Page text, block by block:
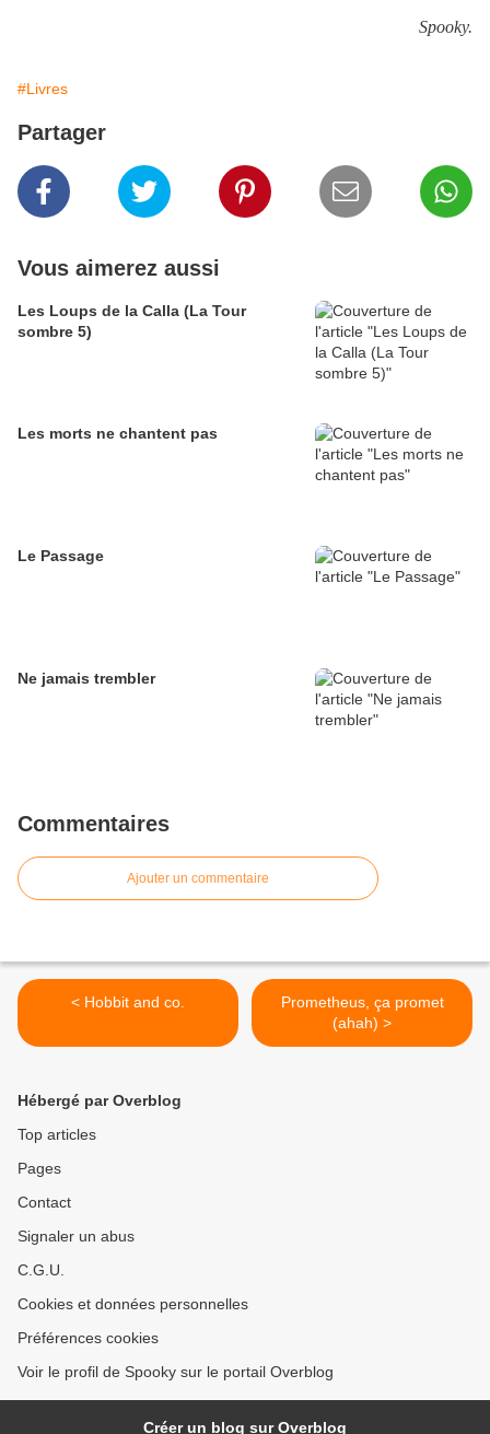
Spooky.
#Livres
Partager
Vous aimerez aussi
Les Loups de la Calla (La Tour
sombre 5)
Les morts ne chantent pas
Le Passage
Ne jamais trembler
Commentaires
Ajouter un commentaire
< Hobbit and co.
Prometheus, ça promet
(ahah) >
Hébergé par Overblog
Top articles
Pages
Contact
Signaler un abus
C.G.U.
Cookies et données personnelles
Préférences cookies
Voir le profil de Spooky sur le portail Overblog
Créer un blog sur Overblog